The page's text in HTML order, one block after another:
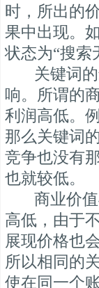
时，所出的
果中出现。
状态为“搜索
关键词的
响。所谓的
利润高低。
那么关键词
竞争也没有
也就较低。
商业价值
高低，由于
展现价格也
所以相同的
使在同一个